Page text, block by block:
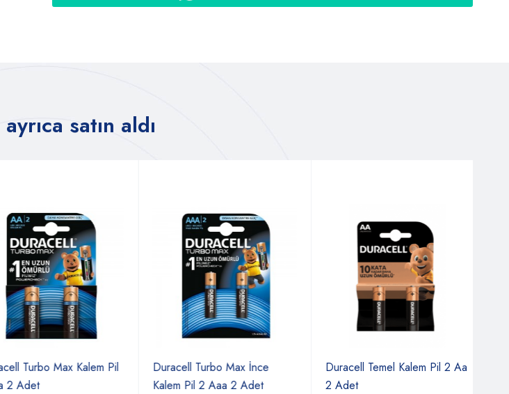
satın aldı
Turbo Max Kalem Pil
Adet
Duracell Turbo Max İnce
Kalem Pil 2 Aaa 2 Adet
Duracell Temel Kalem Pil 2 Aa
2 Adet